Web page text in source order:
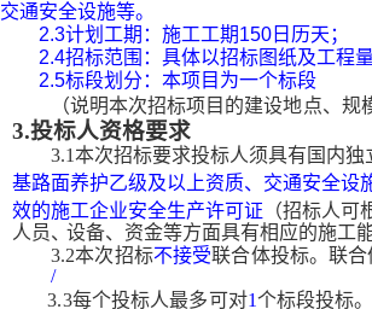
交通安全设施等。
2.3计划工期：施工工期150 日历天；
2.4招标范围：具体以招标图纸及工程
2.5标段划分：本项目为一个标段
（说明本次招标项 目的建设地点、 规
3.投标人资格要求
3.1本次招标要求投标人须具有国内独
基路面养护乙级及以上资质、交通安全设
效的施工企业安全生产许可证 （招标人
人员、 设备、资金等方面具有相应的施工能
3.2本次招标不接受联合体投标。联
/
3.3每个投标人最多可对1个标段投标。